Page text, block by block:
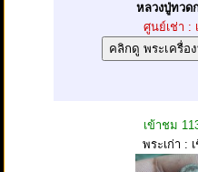
หลวงปู่ทวด
ศูนย์เช่า :
เข้าชม
พระเก่า :